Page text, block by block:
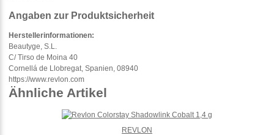
Angaben zur Produktsicherheit
Herstellerinformationen:
Beautyge, S.L.
C/ Tirso de Moina 40
Cornellá de Llobregat, Spanien, 08940
https://www.revlon.com
Ähnliche Artikel
REVLON